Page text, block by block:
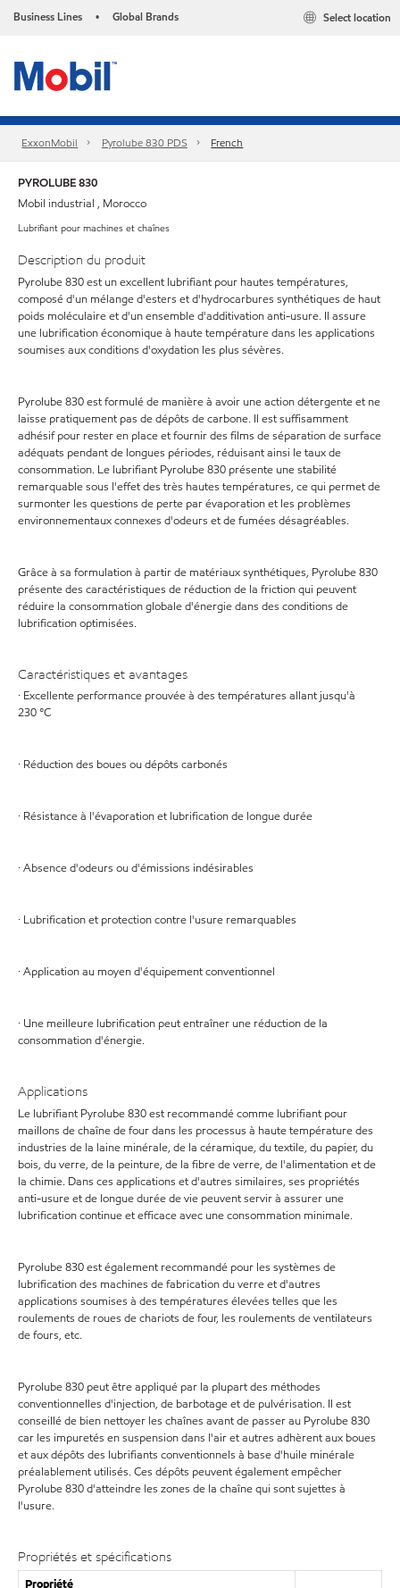
Business Lines • Global Brands Select location
ExxonMobil Pyrolube 830 PDS French
PYROLUBE 830
Mobil industrial , Morocco
Lubrifiant pour machines et chaînes
Description du produit
Pyrolube 830 est un excellent lubrifiant pour hautes températures,
composé d'un mélange d'esters et d'hydrocarbures synthétiques de haut
poids moléculaire et d'un ensemble d'additivation anti-usure. Il assure
une lubrification économique à haute température dans les applications
soumises aux conditions d'oxydation les plus sévères.
Pyrolube 830 est formulé de manière à avoir une action détergente et ne
laisse pratiquement pas de dépôts de carbone. Il est suffisamment
adhésif pour rester en place et fournir des films de séparation de surface
adéquats pendant de longues périodes, réduisant ainsi le taux de
consommation. Le lubrifiant Pyrolube 830 présente une stabilité
remarquable sous l'effet des très hautes températures, ce qui permet de
surmonter les questions de perte par évaporation et les problèmes
environnementaux connexes d'odeurs et de fumées désagréables.
Grâce à sa formulation à partir de matériaux synthétiques, Pyrolube 830
présente des caractéristiques de réduction de la friction qui peuvent
réduire la consommation globale d'énergie dans des conditions de
lubrification optimisées.
Caractéristiques et avantages
· Excellente performance prouvée à des températures allant jusqu'à
230 °C
· Réduction des boues ou dépôts carbonés
· Résistance à l'évaporation et lubrification de longue durée
· Absence d'odeurs ou d'émissions indésirables
· Lubrification et protection contre l'usure remarquables
· Application au moyen d'équipement conventionnel
· Une meilleure lubrification peut entraîner une réduction de la
consommation d'énergie.
Applications
Le lubrifiant Pyrolube 830 est recommandé comme lubrifiant pour
maillons de chaîne de four dans les processus à haute température des
industries de la laine minérale, de la céramique, du textile, du papier, du
bois, du verre, de la peinture, de la fibre de verre, de l'alimentation et de
la chimie. Dans ces applications et d'autres similaires, ses propriétés
anti-usure et de longue durée de vie peuvent servir à assurer une
lubrification continue et efficace avec une consommation minimale.
Pyrolube 830 est également recommandé pour les systèmes de
lubrification des machines de fabrication du verre et d'autres
applications soumises à des températures élevées telles que les
roulements de roues de chariots de four, les roulements de ventilateurs
de fours, etc.
Pyrolube 830 peut être appliqué par la plupart des méthodes
conventionnelles d'injection, de barbotage et de pulvérisation. Il est
conseillé de bien nettoyer les chaînes avant de passer au Pyrolube 830
car les impuretés en suspension dans l'air et autres adhèrent aux boues
et aux dépôts des lubrifiants conventionnels à base d'huile minérale
préalablement utilisés. Ces dépôts peuvent également empêcher
Pyrolube 830 d'atteindre les zones de la chaîne qui sont sujettes à
l'usure.
Propriétés et spécifications
Propriété